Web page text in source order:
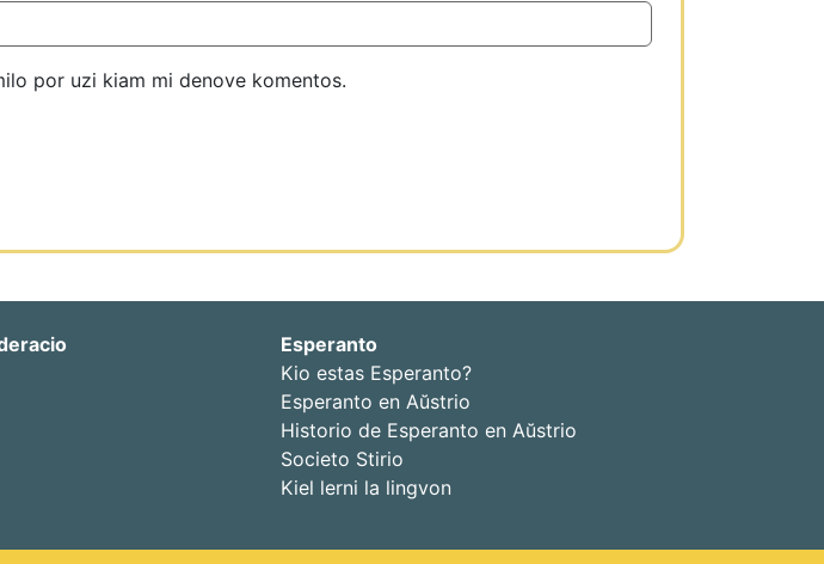
por uzi kiam mi denove komentos.
Esperanto
Kio estas Esperanto?
Esperanto en Aŭstrio
Historio de Esperanto en Aŭstrio
Societo Stirio
Kiel lerni la lingvon